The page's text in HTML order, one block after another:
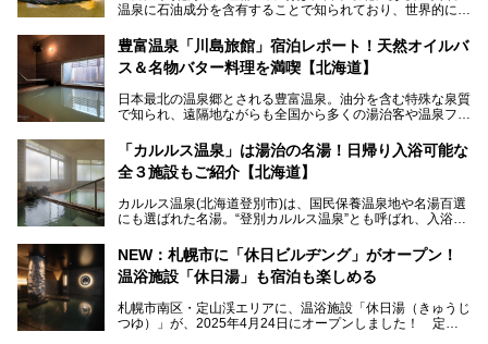
第終了
───
提供元：株式会社バルクオム【PR】
この記事は株式会社バルクオム商品のPR記事です。
温泉に石油成分を含有することで知られており、世界的にも
に特効があると言われ、遠隔地ながらも全国から湯治・療養
目的で多くの人々が訪れます。
地体験し、独自の視点で豊富温泉の“天然オイルバス”をレポ
ート。温泉地概要や日帰り入浴施設をはじめ、宿泊施設・ア
豊富温泉「川島旅館」宿泊レポート！天然オイルバ
ス＆名物バター料理を満喫【北海道】
日本最北の温泉郷とされる豊富温泉。油分を含む特殊な泉質
で知られ、遠隔地ながらも全国から多くの湯治客や温泉ファ
「川島旅館」は、豊富温泉の開湯当初から営業する老舗旅
館。とりわけ温泉の良さと名物のバター料理に定評があり、
の温泉や料理をはじめ、パブリックスペース・客室など宿の
全貌を徹底的にご紹介します！
「カルルス温泉」は湯治の名湯！日帰り入浴可能な
全３施設もご紹介【北海道】
カルルス温泉(北海道登別市)は、国民保養温泉地や名湯百選
にも選ばれた名湯。“登別カルルス温泉”とも呼ばれ、入浴剤
豊かな登別温泉とは対照的な存在で、今も湯治場的な要素が
残る閑静な温泉地です。
地体験し、カルルス温泉をご紹介。温泉地の概要や泉質解説
をはじめ、日帰り入浴可能な全３施設の紹介・周辺観光・ア
NEW：札幌市に「休日ビルヂング」がオープン！
温浴施設「休日湯」も宿泊も楽しめる
札幌市南区・定山渓エリアに、温浴施設「休日湯（きゅうじ
つゆ）」が、2025年4月24日にオープンしました！ 定山